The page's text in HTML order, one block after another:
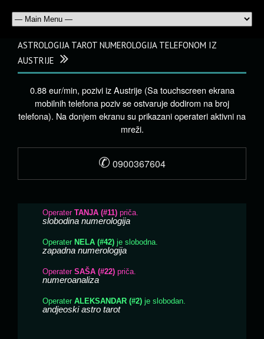
ASTROLOGIJA TAROT NUMEROLOGIJA TELEFONOM IZ
AUSTRIJE
0.88 eur/min, pozivi iz Austrije (Sa touchscreen ekrana
mobilnih telefona poziv se ostvaruje dodirom na broj
telefona). Na donjem ekranu su prikazani operateri aktivni na
mreži.
✆ 0900367604